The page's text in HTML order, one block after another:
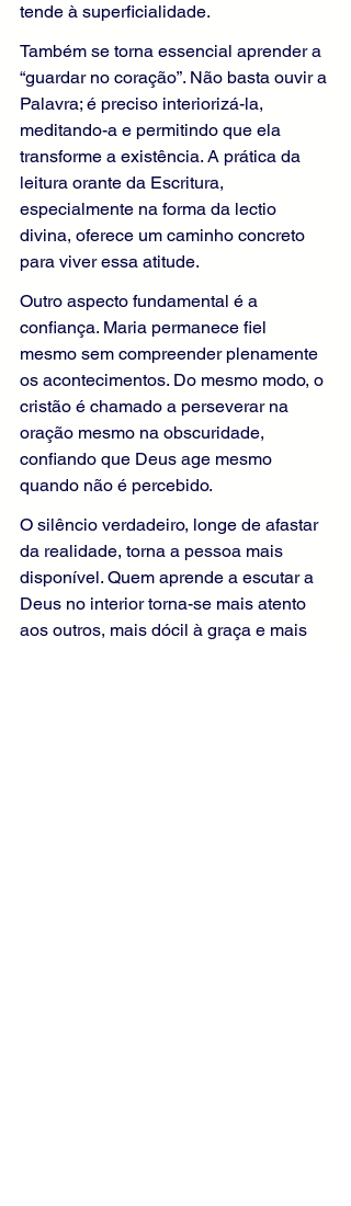
tende à superficialidade.
Também se torna essencial aprender a
“guardar no coração”. Não basta ouvir a
Palavra; é preciso interiorizá-la,
meditando-a e permitindo que ela
transforme a existência. A prática da
leitura orante da Escritura,
especialmente na forma da lectio
divina, oferece um caminho concreto
para viver essa atitude.
Outro aspecto fundamental é a
confiança. Maria permanece fiel
mesmo sem compreender plenamente
os acontecimentos. Do mesmo modo, o
cristão é chamado a perseverar na
oração mesmo na obscuridade,
confiando que Deus age mesmo
quando não é percebido.
O silêncio verdadeiro, longe de afastar
da realidade, torna a pessoa mais
disponível. Quem aprende a escutar a
Deus no interior torna-se mais atento
aos outros, mais dócil à graça e mais